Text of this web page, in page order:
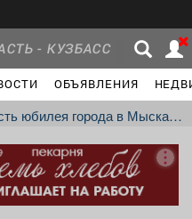
- КУЗБАСС
ОБЪЯВЛЕНИЯ
Услуги
юбилея города в Мысках заложили геоглиф